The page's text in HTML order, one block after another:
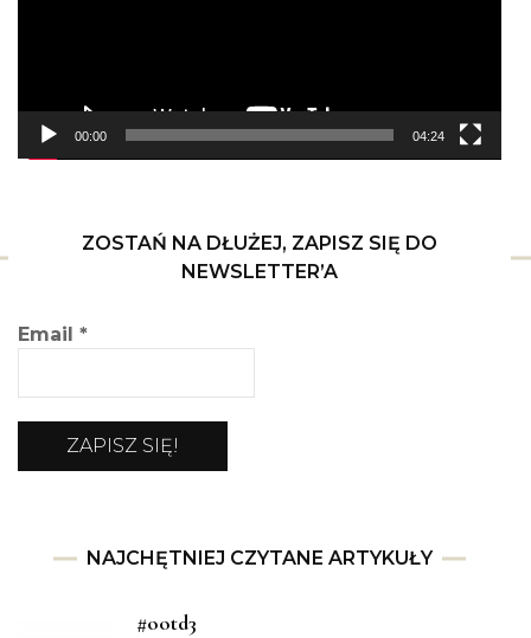
00:00 04:24
ZOSTAŃ NA DŁUŻEJ, ZAPISZ SIĘ DO
NEWSLETTER’A
Email *
NAJCHĘTNIEJ CZYTANE ARTYKUŁY
#ootd3